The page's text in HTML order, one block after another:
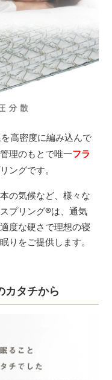
高密度に編み込んで
理のもとで唯一フラ
ングです。
の気候など、様々な
プリング®は、通気
度な硬さで理想の寝
りをご提供します。
カタチから